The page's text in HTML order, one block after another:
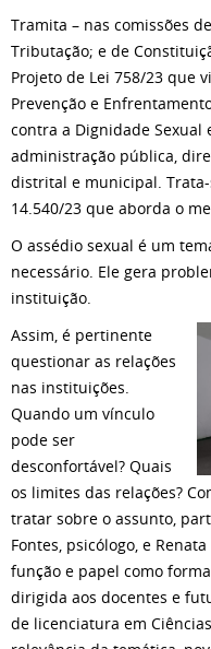
Tramita – nas comissões
Tributação; e de
Projeto de Lei 758/23 que
Prevenção e
contra a Dignidade Sexual
administração pública,
distrital e municipal.
14.540/23 que aborda o
O assédio sexual é um
necessário. Ele gera
instituição.
Assim, é pertinente
questionar as relações
nas instituições.
Quando um vínculo
pode ser
desconfortável? Quais
os limites das relações?
tratar sobre o assunto,
Fontes, psicólogo, e
função e papel como
dirigida aos docentes e
de licenciatura em